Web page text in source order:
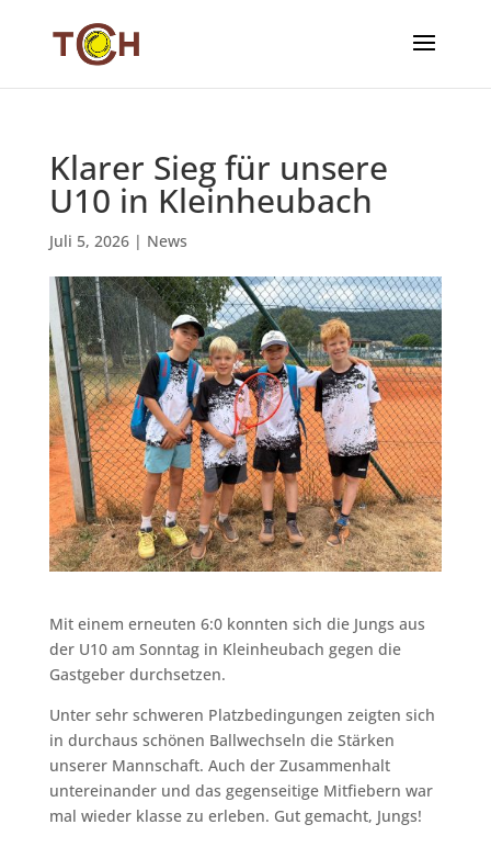
Klarer Sieg für unsere
U10 in Kleinheubach
Juli 5, 2026| News
Mit einem erneuten 6:0 konnten sich die Jungs aus
der U10 am Sonntag in Kleinheubach gegen die
Gastgeber durchsetzen.
Unter sehr schweren Platzbedingungen zeigten sich
in durchaus schönen Ballwechseln die Stärken
unserer Mannschaft. Auch der Zusammenhalt
untereinander und das gegenseitige Mitfiebern war
mal wieder klasse zu erleben. Gut gemacht, Jungs!